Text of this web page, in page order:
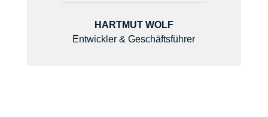
HARTMUT WOLF
Entwickler & Geschäftsführer